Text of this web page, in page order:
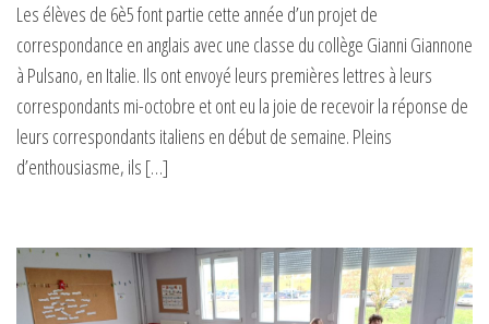
Les élèves de 6è5 font partie cette année d’un projet de
correspondance en anglais avec une classe du collège Gianni Giannone
à Pulsano, en Italie. Ils ont envoyé leurs premières lettres à leurs
correspondants mi-octobre et ont eu la joie de recevoir la réponse de
leurs correspondants italiens en début de semaine. Pleins
d’enthousiasme, ils […]